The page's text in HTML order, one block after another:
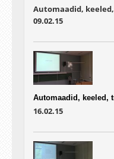
Automaadid,
09.02.15
Automaadid, keeled,
16.02.15